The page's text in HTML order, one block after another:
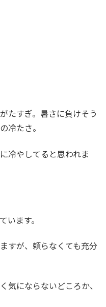
たすぎ。暑さに負けそう
冷たさ。
冷やしてると思われま
います。
すが、頼らなくても充分
気にならないどころか、